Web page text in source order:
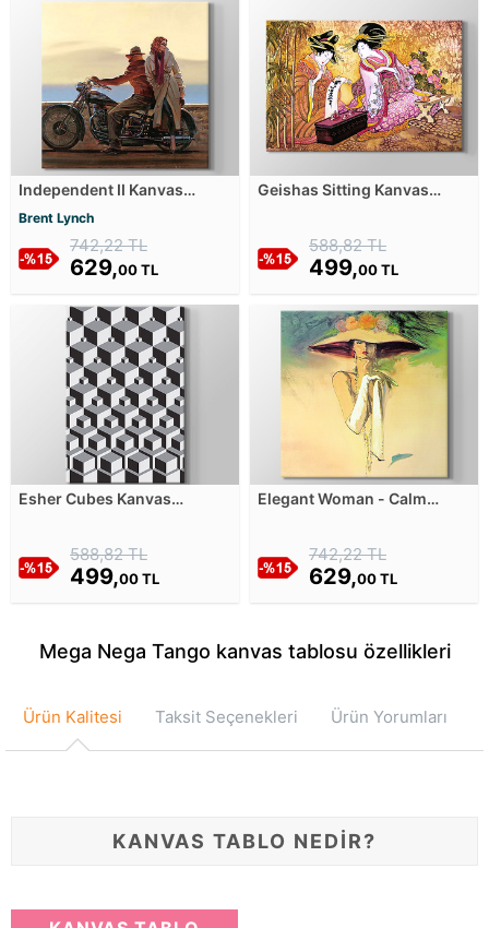
Independent II Kanvas
Brent Lynch
742,22 TL
629,00 TL
Geishas Sitting Kanvas
588,82 TL
499,00 TL
Esher Cubes Kanvas
588,82 TL
499,00 TL
Elegant Woman - Calm
742,22 TL
629,00 TL
Mega Nega Tango kanvas tablosu özellikleri
Ürün Kalitesi Taksit Seçenekleri Ürün Yorumları
KANVAS TABLO NEDİR?